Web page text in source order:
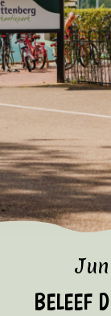
Informatie
BELEEF